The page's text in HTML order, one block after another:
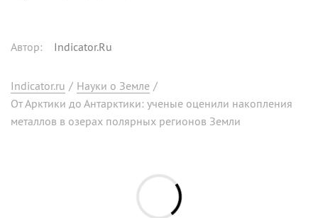
Автор: Indicator.Ru
Indicator.ru / Науки о Земле /
От Арктики до Антарктики: ученые оценили накопления
металлов в озерах полярных регионов Земли